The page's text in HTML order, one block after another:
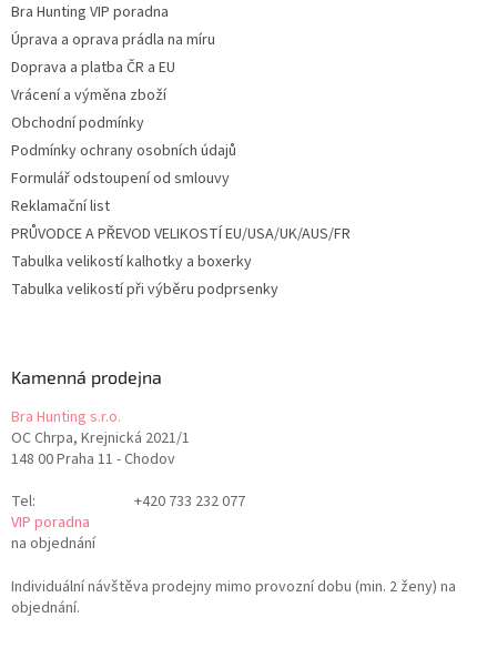
Bra Hunting VIP poradna
Úprava a oprava prádla na míru
Doprava a platba ČR a EU
Vrácení a výměna zboží
Obchodní podmínky
Podmínky ochrany osobních údajů
Formulář odstoupení od smlouvy
Reklamační list
PRŮVODCE A PŘEVOD VELIKOSTÍ EU/USA/UK/AUS/FR
Tabulka velikostí kalhotky a boxerky
Tabulka velikostí při výběru podprsenky
Kamenná prodejna
Bra Hunting s.r.o.
OC Chrpa, Krejnická 2021/1
148 00 Praha 11 - Chodov
Tel:
+420 733 232 077
VIP poradna
na objednání
Individuální návštěva prodejny mimo provozní dobu (min. 2 ženy) na
objednání.